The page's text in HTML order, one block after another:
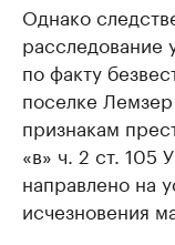
Однако
расследование
по факту
поселке
признакам
«в» ч. 2 ст. 105
направлено на
исчезновения